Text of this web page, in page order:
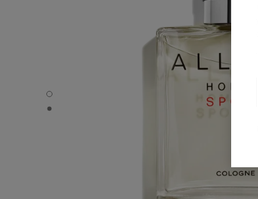
ALLURE HOMME SPORT - Вид по умолчанию
ALLURE HOMME SPORT - Альтернативный вид 1